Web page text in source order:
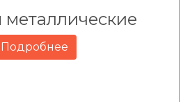
Подробнее